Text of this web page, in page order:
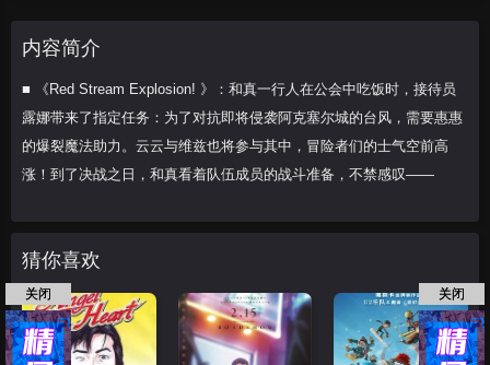
内容简介
■ 《Red Stream Explosion! 》：和真一行人在公会中吃饭时，接待员
露娜带来了指定任务：为了对抗即将侵袭阿克塞尔城的台风，需要惠惠
的爆裂魔法助力。云云与维兹也将参与其中，冒险者们的士气空前高
涨！到了决战之日，和真看着队伍成员的战斗准备，不禁感叹——
猜你喜欢
关闭 关闭